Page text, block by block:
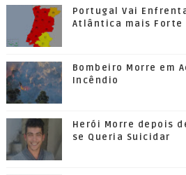
Portugal Vai
Atlântica mais Forte
Bombeiro Morre em
Incêndio
Herói Morre depois
se Queria Suicidar